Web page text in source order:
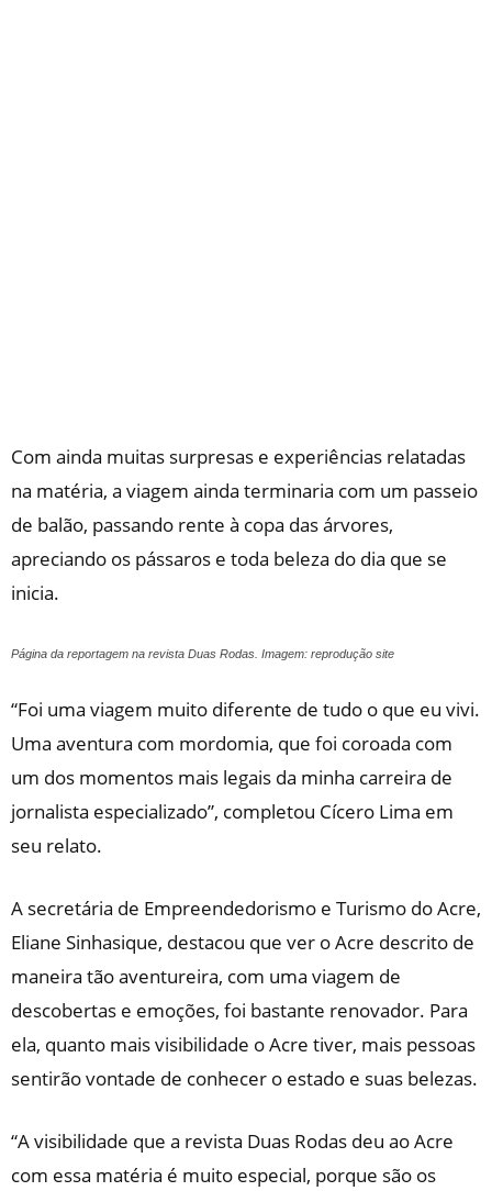
Com ainda muitas surpresas e experiências relatadas
na matéria, a viagem ainda terminaria com um passeio
de balão, passando rente à copa das árvores,
apreciando os pássaros e toda beleza do dia que se
inicia.
Página da reportagem na revista Duas Rodas. Imagem: reprodução site
“Foi uma viagem muito diferente de tudo o que eu vivi.
Uma aventura com mordomia, que foi coroada com
um dos momentos mais legais da minha carreira de
jornalista especializado”, completou Cícero Lima em
seu relato.
A secretária de Empreendedorismo e Turismo do Acre,
Eliane Sinhasique, destacou que ver o Acre descrito de
maneira tão aventureira, com uma viagem de
descobertas e emoções, foi bastante renovador. Para
ela, quanto mais visibilidade o Acre tiver, mais pessoas
sentirão vontade de conhecer o estado e suas belezas.
“A visibilidade que a revista Duas Rodas deu ao Acre
com essa matéria é muito especial, porque são os